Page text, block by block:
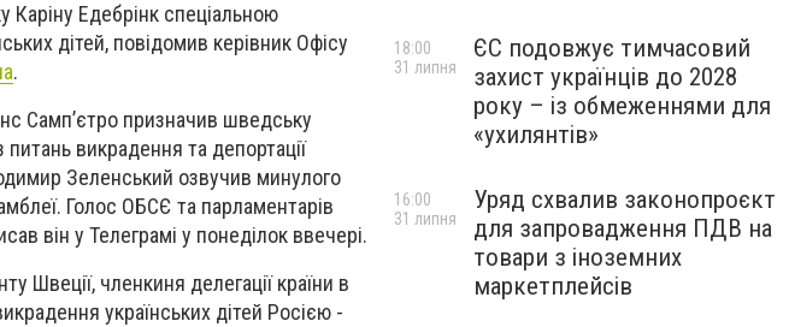
Едебрінк спеціальною
дітей, повідомив керівник Офісу
.
Самп’єтро призначив шведську
викрадення та депортації
Зеленський озвучив минулого
Голос ОБСЄ та парламентарів
він у Телеграмі у понеділок ввечері.
Швеції, членкиня делегації країни в
українських дітей Росією -
ЄС подовжує тимчасовий
захист українців до 2028
року – із обмеженнями для
«ухилянтів»
18:00
31 липня
Уряд схвалив законопроєкт
для запровадження ПДВ на
товари з іноземних
маркетплейсів
16:00
31 липня